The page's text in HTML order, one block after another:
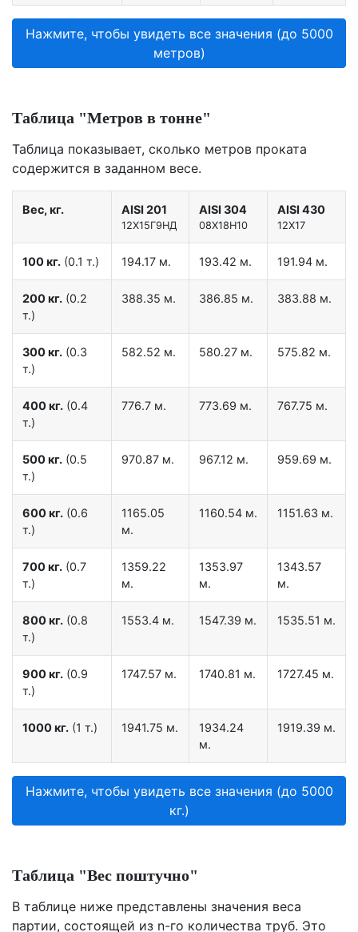
Нажмите, чтобы увидеть все значения (до 5000
метров)
Таблица "Метров в тонне"
Таблица показывает, сколько метров проката
содержится в заданном весе.
Вес, кг. AISI 201
12X15Г9НД
AISI 304
08Х18Н10
AISI 430
12Х17
100 кг. (0.1 т.) 194.17 м. 193.42 м. 191.94 м.
200 кг. (0.2
т.)
388.35 м. 386.85 м. 383.88 м.
300 кг. (0.3
т.)
582.52 м. 580.27 м. 575.82 м.
400 кг. (0.4
т.)
776.7 м. 773.69 м. 767.75 м.
500 кг. (0.5
т.)
970.87 м. 967.12 м. 959.69 м.
600 кг. (0.6
т.)
1165.05
м.
1160.54 м. 1151.63 м.
700 кг. (0.7
т.)
1359.22
м.
1353.97
м.
1343.57
м.
800 кг. (0.8
т.)
1553.4 м. 1547.39 м. 1535.51 м.
900 кг. (0.9
т.)
1747.57 м. 1740.81 м. 1727.45 м.
1000 кг. (1 т.) 1941.75 м.
1934.24
м.
1919.39 м.
Нажмите, чтобы увидеть все значения (до 5000
кг.)
Таблица "Вес поштучно"
В таблице ниже представлены значения веса
партии, состоящей из n-го количества труб. Это